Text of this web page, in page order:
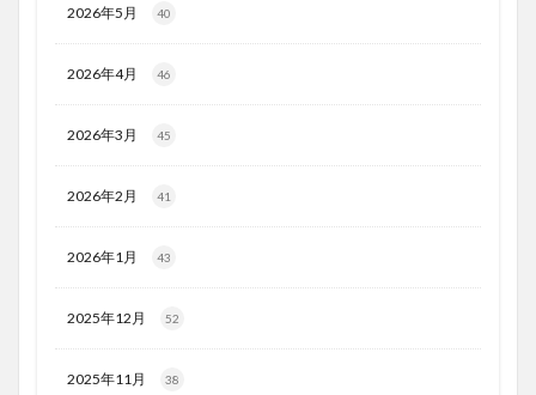
2026年5月 40
2026年4月 46
2026年3月 45
2026年2月 41
2026年1月 43
2025年12月 52
2025年11月 38